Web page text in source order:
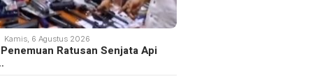
Kamis, 6 Agustus 2026
Ratusan Senjata Api